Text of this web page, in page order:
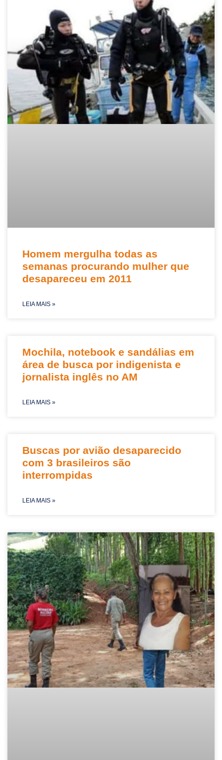
Homem mergulha todas as
semanas procurando mulher que
desapareceu em 2011
LEIA MAIS »
Mochila, notebook e sandálias em
área de busca por indigenista e
jornalista inglês no AM
LEIA MAIS »
Buscas por avião desaparecido
com 3 brasileiros são
interrompidas
LEIA MAIS »